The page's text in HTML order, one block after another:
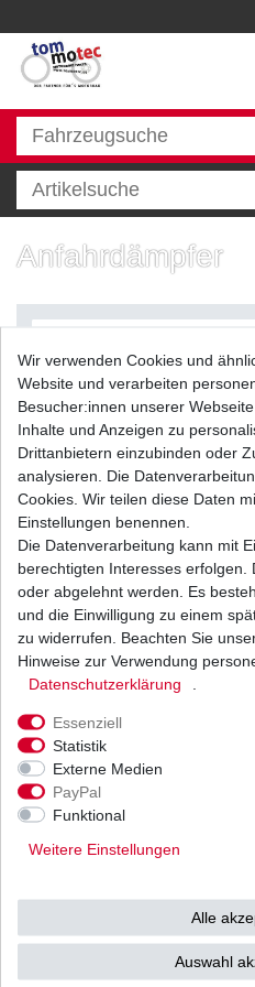
Anfahrdämpfer
Filter
2003
UVP 31,84 €
1 Satz | 25,99
inkl. ges.
Versand
Ab einem Warenwert von
500 Euro versenden wir
Wir verwenden Cookies und
Website und verarbeiten
Besucher:innen unserer
Inhalte und Anzeigen zu
Drittanbietern einzubinden oder
analysieren. Die
Cookies. Wir teilen diese Daten
Einstellungen benennen.
Die Datenverarbeitung kann mit
berechtigten Interesses erfolgen.
oder abgelehnt werden. Es
und die Einwilligung zu einem
zu widerrufen. Beachten Sie
Hinweise zur Verwendung
Daten­schutz­erklärung
Essenziell
Statistik
Externe Medien
PayPal
Funktional
Weitere Einstellungen
Alle
Auswahl